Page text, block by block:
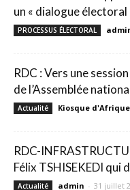
un « dialogue
PROCESSUS ÉLECTORAL
RDC : Vers une
de l’Assemblée
Actualité Kiosque d'Afrique
RDC-
Félix TSHISEKEDI
Actualité admin - 31 juillet